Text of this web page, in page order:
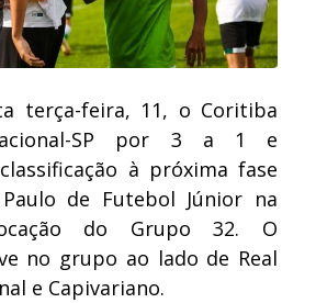
terça-feira, 11, o Coritiba
SP por 3 a 1 e
à próxima fase
de Futebol Júnior na
do Grupo 32. O
no grupo ao lado de Real
e Capivariano.